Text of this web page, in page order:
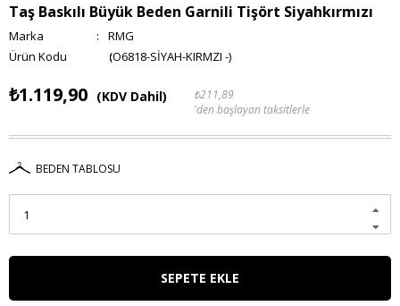
Taş Baskılı Büyük Beden Garnili Tişört Siyahkırmızı
Marka :
RMG
(O6818-SİYAH-KIRMZI -)
₺1.119,90 (KDV Dahil)
₺211,89
'den başlayan taksitlerle
BEDEN TABLOSU